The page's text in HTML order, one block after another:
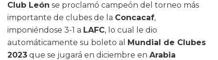
Club León se proclamó campeón del torneo más
importante de clubes de la Concacaf,
imponiéndose 3-1 a LAFC, lo cual le dio
automáticamente su boleto al Mundial de Clubes
2023 que se jugará en diciembre en Arabia